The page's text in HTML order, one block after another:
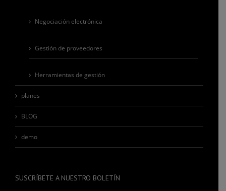
Negociación electrónica
Gestión de proveedores
Herramientas de gestión
planes
BLOG
demo
SUSCRÍBETE A NUESTRO BOLETÍN